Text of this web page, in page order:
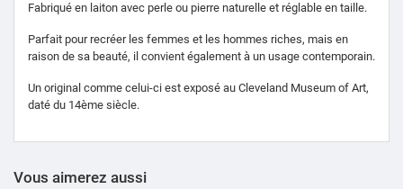
Fabriqué en laiton avec perle ou pierre naturelle et réglable en taille.
Parfait pour recréer les femmes et les hommes riches, mais en
raison de sa beauté, il convient également à un usage contemporain.
Un original comme celui-ci est exposé au Cleveland Museum of Art,
daté du 14ème siècle.
Vous aimerez aussi